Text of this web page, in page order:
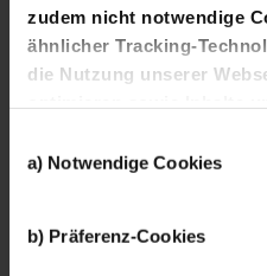
zudem nicht notwendige
ähnlicher Tracking-
die Nutzung unserer
Kanälen anzusprechen
Hierfür setzen wir die
Google, Facebook und
a) Notwendige Cookies
b) Präferenz-Cookies
Wonach
suchen